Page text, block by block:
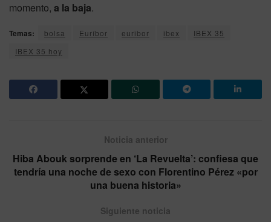
momento, a la baja.
Temas: bolsa Euríbor euribor ibex
IBEX 35
IBEX 35 hoy
Noticia anterior
Hiba Abouk sorprende en ‘La Revuelta’: confiesa que
tendría una noche de sexo con Florentino Pérez «por
una buena historia»
Siguiente noticia